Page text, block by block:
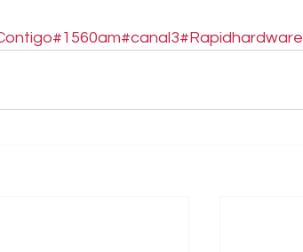
#1560am#canal3#Rapidhardware